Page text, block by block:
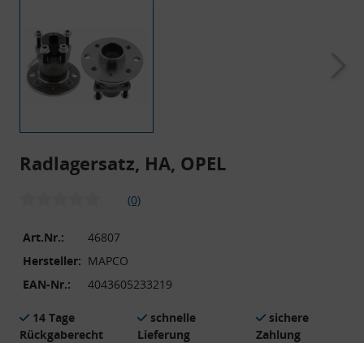
Radlagersatz, HA, OPEL
(0)
Art.Nr.:
46807
Hersteller: MAPCO
EAN-Nr.:
4043605233219
14 Tage
Rückgaberecht
schnelle
Lieferung
sichere
Zahlung